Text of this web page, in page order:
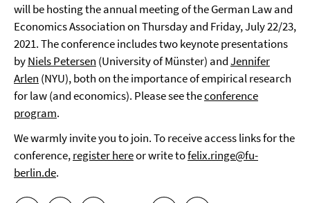
will be hosting the annual meeting of the German Law and
Economics Association on Thursday and Friday, July 22/23,
2021. The conference includes two keynote presentations
byNiels Petersen (University of Münster) andJennifer
Arlen (NYU), both on the importance of empirical research
for law (and economics). Please see theconference
program.
We warmly invite you to join. To receive access links for the
conference,register hereor write tofelix.ringe@fu-
berlin.de.